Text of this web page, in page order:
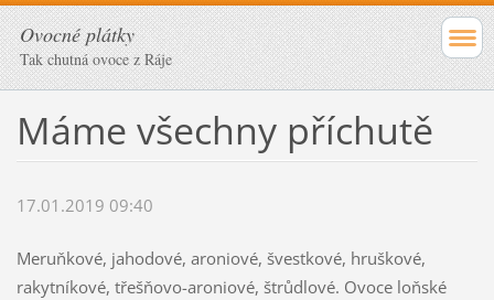
Ovocné plátky
Tak chutná ovoce z Ráje
Máme všechny příchutě
17.01.2019 09:40
Meruňkové, jahodové, aroniové, švestkové, hruškové,
rakytníkové, třešňovo-aroniové, štrůdlové. Ovoce loňské